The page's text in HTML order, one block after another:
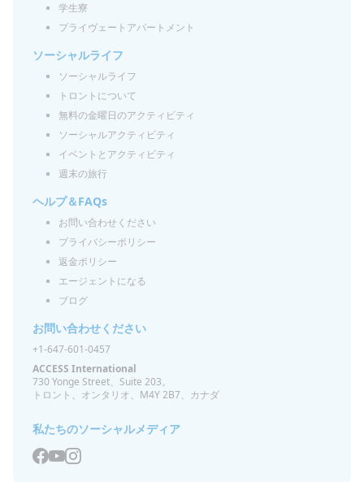
学生寮
プライヴェートアパートメント
ソーシャルライフ
ソーシャルライフ
トロントについて
無料の金曜日のアクティビティ
ソーシャルアクティビティ
イベントとアクティビティ
週末の旅行
ヘルプ＆FAQs
お問い合わせください
プライバシーポリシー
返金ポリシー
エージェントになる
ブログ
お問い合わせください
+1-647-601-0457
ACCESS International
730 Yonge Street、Suite 203。
トロント、オンタリオ、M4Y 2B7、カナダ
私たちのソーシャルメディア